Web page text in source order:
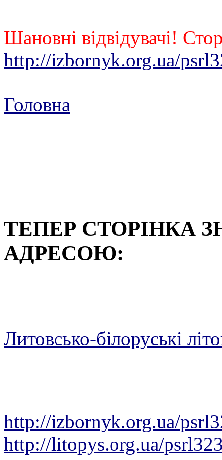
Шановні відвідувачі!
http://izbornyk.org.ua/
Головна
ТЕПЕР СТОРІНКА
АДРЕСОЮ:
Литовсько-білоруські
http://izbornyk.org.ua/
http://litopys.org.ua/